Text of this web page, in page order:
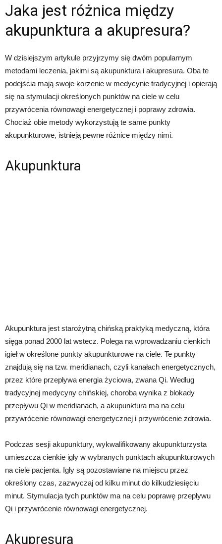
Jaka jest różnica między
akupunktura a akupresura?
W dzisiejszym artykule przyjrzymy się dwóm popularnym
metodami leczenia, jakimi są akupunktura i akupresura. Oba te
podejścia mają swoje korzenie w medycynie tradycyjnej i opierają
się na stymulacji określonych punktów na ciele w celu
przywrócenia równowagi energetycznej i poprawy zdrowia.
Chociaż obie metody wykorzystują te same punkty
akupunkturowe, istnieją pewne różnice między nimi.
Akupunktura
Akupunktura jest starożytną chińską praktyką medyczną, która
sięga ponad 2000 lat wstecz. Polega na wprowadzaniu cienkich
igieł w określone punkty akupunkturowe na ciele. Te punkty
znajdują się na tzw. meridianach, czyli kanałach energetycznych,
przez które przepływa energia życiowa, zwana Qi. Według
tradycyjnej medycyny chińskiej, choroba wynika z blokady
przepływu Qi w meridianach, a akupunktura ma na celu
przywrócenie równowagi energetycznej i przywrócenie zdrowia.
Podczas sesji akupunktury, wykwalifikowany akupunkturzysta
umieszcza cienkie igły w wybranych punktach akupunkturowych
na ciele pacjenta. Igły są pozostawiane na miejscu przez
określony czas, zazwyczaj od kilku minut do kilkudziesięciu
minut. Stymulacja tych punktów ma na celu poprawę przepływu
Qi i przywrócenie równowagi energetycznej.
Akupresura